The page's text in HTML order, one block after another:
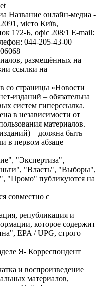
Название онлайн-медиа -
місто Київ,
Б, офіс 208/1 E-mail:
044-205-43-00
размещённых на
ссылки на
со страницы «Новости
изданий – обязательна
систем гиперссылка.
в независимости от
материалов.
– должна быть
в первом абзаце
"Экспертиза",
"Власть", "Выборы",
"Промо" публикуются на
совместно с
републикация и
которое содержит
EPA / UPG, строго
Я- Корреспондент
и воспроизведение
материалов,